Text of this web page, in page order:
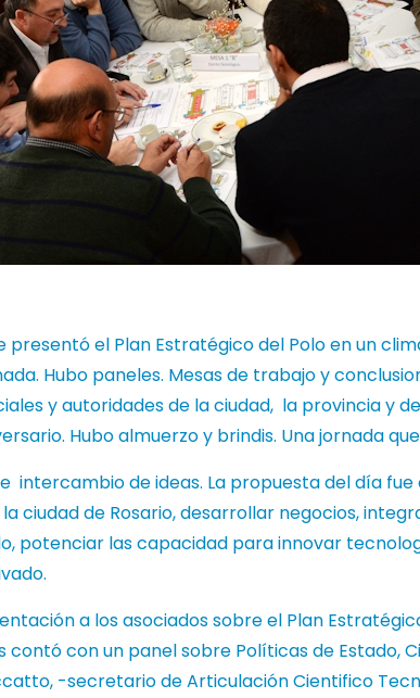
presentó el Plan Estratégico del Polo en un
Hubo paneles. Mesas de trabajo y
y autoridades de la ciudad, la provincia y
Hubo almuerzo y brindis. Una jornada
intercambio de ideas. La propuesta del día
ciudad de Rosario, desarrollar negocios,
potenciar las capacidad para innovar
a los asociados sobre el Plan
contó con un panel sobre Políticas de Estado,
-secretario de Articulación Cientifico